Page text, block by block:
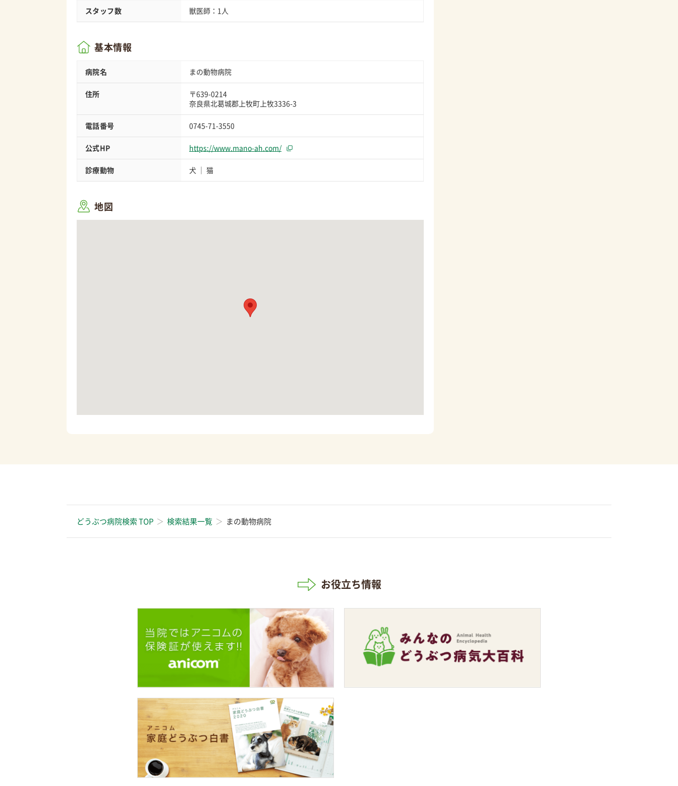
スタッフ数 獣医師：1人
基本情報
病院名 まの動物病院
住所
〒639-0214
奈良県北葛城郡上牧町上牧3336-3
電話番号 0745-71-3550
公式HP https://www.mano-ah.com/
診療動物 犬 猫
地図
どうぶつ病院検索 TOP 検索結果一覧 まの動物病院
お役立ち情報